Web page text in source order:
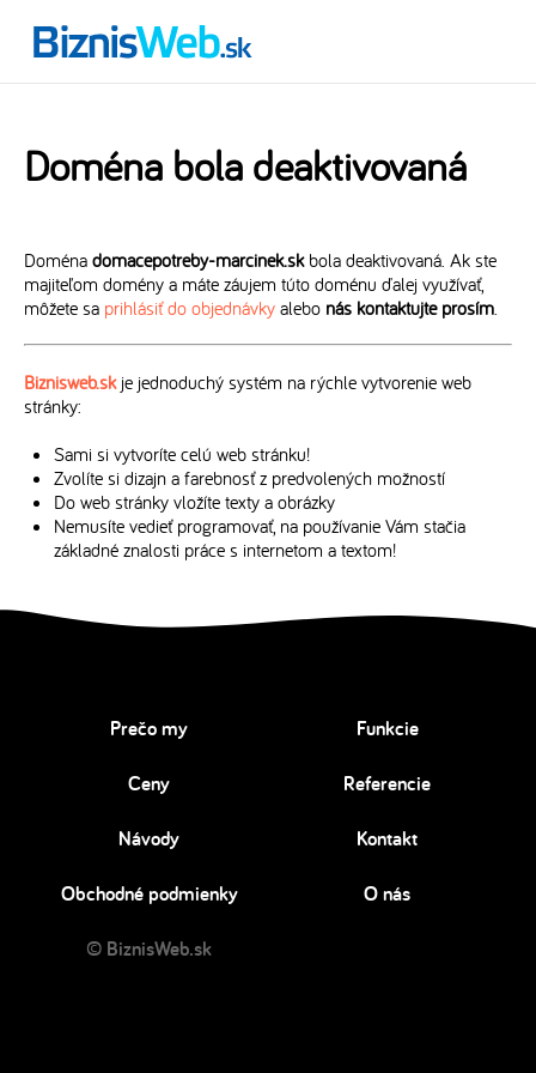
Doména bola deaktivovaná
Doména domacepotreby-marcinek.skbola deaktivovaná. Ak ste
majiteľom domény a máte záujem túto doménu ďalej využívať,
môžete sa prihlásiť do objednávky alebo nás kontaktujte prosím.
Biznisweb.skje jednoduchý systém na rýchle vytvorenie web
stránky:
Sami si vytvoríte celú web stránku!
Zvolíte si dizajn a farebnosť z predvolených možností
Do web stránky vložíte texty a obrázky
Nemusíte vedieť programovať, na používanie Vám stačia
základné znalosti práce s internetom a textom!
Prečo my Funkcie
Ceny Referencie
Návody Kontakt
Obchodné podmienky O nás
© BiznisWeb.sk